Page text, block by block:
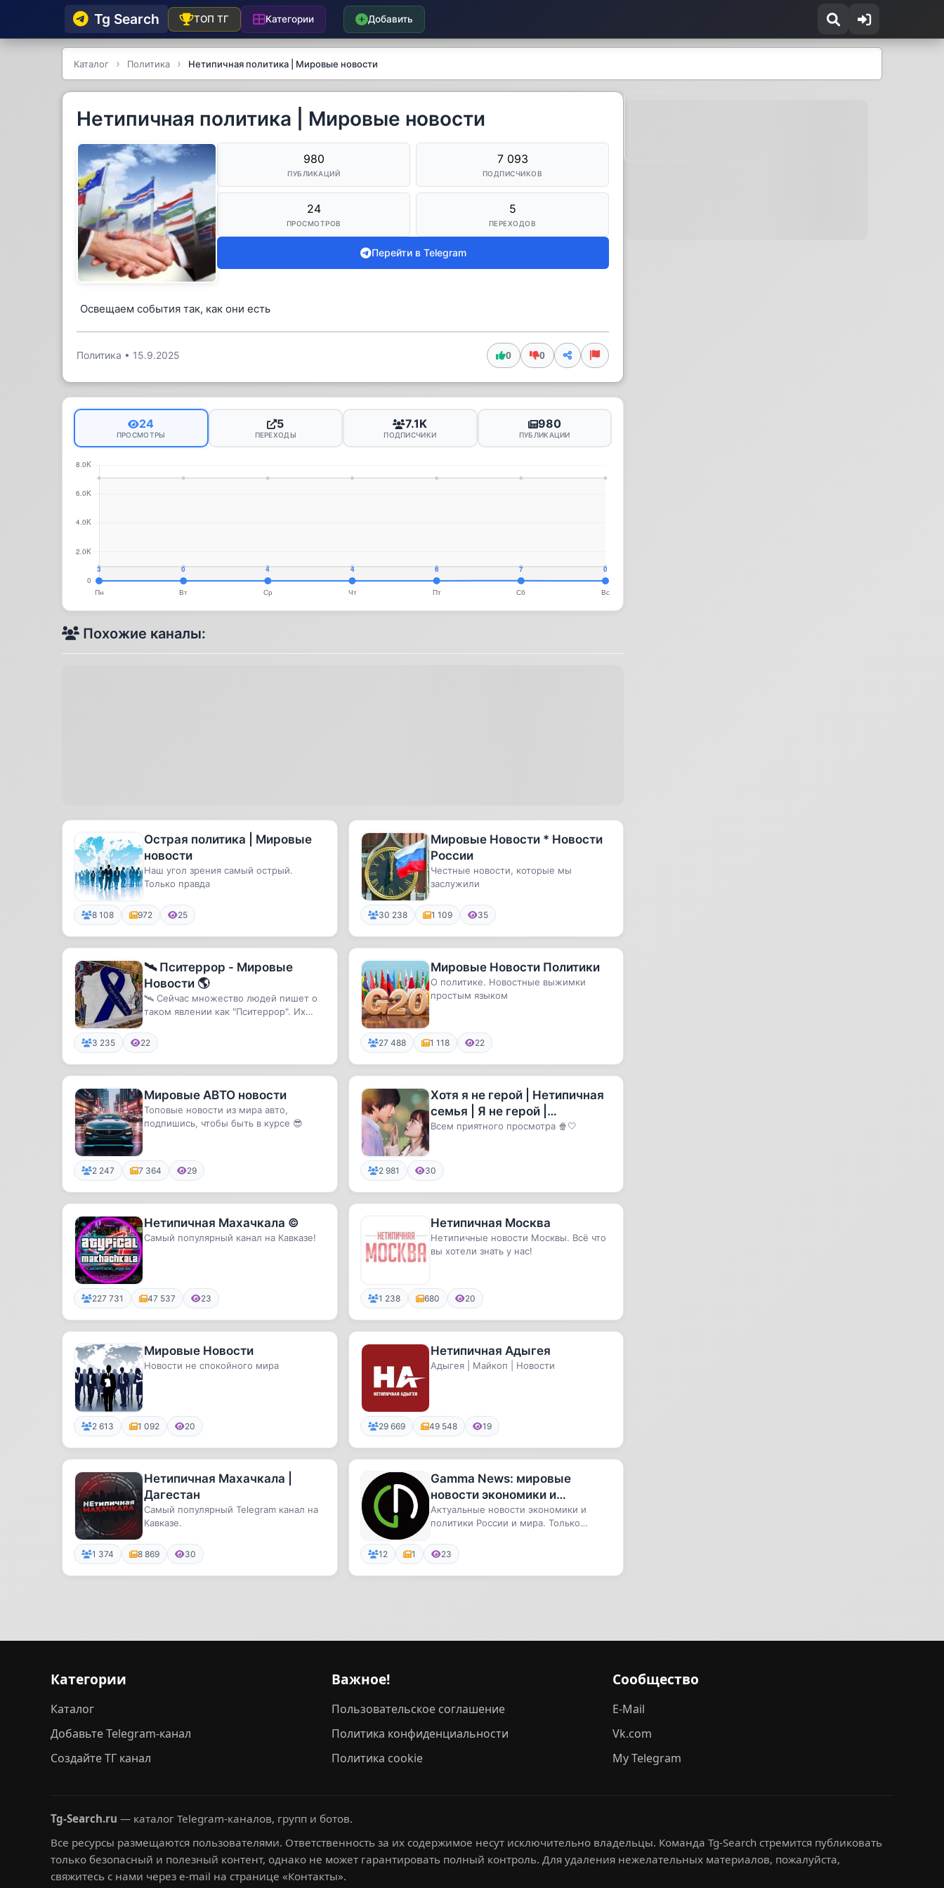
Tg Searсh ТОП ТГ Категории Добавить
Каталог Политика Нетипичная политика | Мировые новости
Нетипичная политика | Мировые новости
980
ПУБЛИКАЦИЙ
7 093
ПОДПИСЧИКОВ
24
ПРОСМОТРОВ
5
ПЕРЕХОДОВ
Перейти в Telegram
Освещаем события так, как они есть
Политика • 15.9.2025 0 0
24
ПРОСМОТРЫ
5
ПЕРЕХОДЫ
7.1K
ПОДПИСЧИКИ
980
ПУБЛИКАЦИИ
Похожие каналы:
Острая политика | Мировые
новости
Наш угол зрения самый острый.
Только правда
8 108 972 25
Мировые Новости * Новости
России
Честные новости, которые мы
заслужили
30 238 1 109 35
🛰 Пситеррор - Мировые
Новости 🌎
🛰 Сейчас множество людей пишет о
таком явлении как "Пситеррор". Их
3 235 22
Мировые Новости Политики
О политике. Новостные выжимки
простым языком
27 488 1 118 22
Мировые АВТО новости
Топовые новости из мира авто,
подпишись, чтобы быть в курсе 😎
2 247 7 364 29
Хотя я не герой | Нетипичная
семья | Я не герой |
Необыкновенная семья
Всем приятного просмотра 🍿🤍
2 981 30
Нетипичная Махачкала ©
Самый популярный канал на Кавказе!
227 731 47 537 23
Нетипичная Москва
Нетипичные новости Москвы. Всë что
вы хотели знать у нас!
1 238 680 20
Мировые Новости
Новости не спокойного мира
2 613 1 092 20
Нетипичная Адыгея
Адыгея | Майкоп | Новости
29 669 49 548 19
Нетипичная Махачкала |
Дагестан
Самый популярный Telegram канал на
Кавказе.
1 374 8 869 30
Gamma News: мировые
новости экономики и
политики
Актуальные новости экономики и
политики России и мира. Только
12 1 23
Категории
Каталог
Добавьте Telegram-канал
Создайте ТГ канал
Важное!
Пользовательское соглашение
Политика конфиденциальности
Политика cookie
Сообщество
E-Mail
Vk.com
My Telegram
Tg-Search.ru — каталог Telegram-каналов, групп и ботов.
Все ресурсы размещаются пользователями. Ответственность за их содержимое несут исключительно владельцы. Команда Tg-Search стремится публиковать
только безопасный и полезный контент, однако не может гарантировать полный контроль. Для удаления нежелательных материалов, пожалуйста,
свяжитесь с нами через e-mail на странице «Контакты».